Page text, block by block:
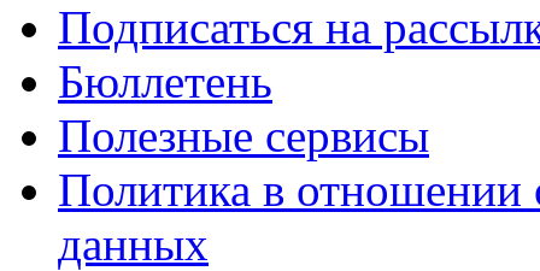
Подписаться на
Бюллетень
Полезные сервисы
Политика в отношении
данных